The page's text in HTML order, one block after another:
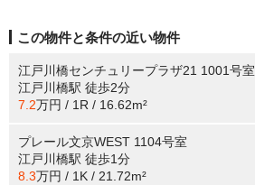
この物件と条件の近い物件
江戸川橋センチュリープラザ21 1001号室
江戸川橋駅 徒歩2分
7.2万円 / 1R / 16.62m²
プレール文京WEST 1104号室
江戸川橋駅 徒歩1分
8.3万円 / 1K / 21.72m²